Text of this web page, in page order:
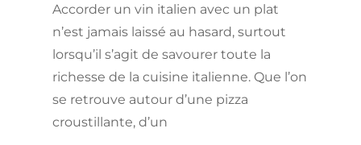
Accorder un vin italien avec un plat
n’est jamais laissé au hasard, surtout
lorsqu’il s’agit de savourer toute la
richesse de la cuisine italienne. Que l’on
se retrouve autour d’une pizza
croustillante, d’un